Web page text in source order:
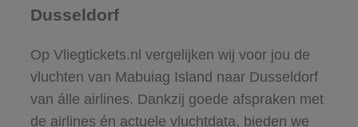
Dusseldorf
Op Vliegtickets.nl vergelijken wij voor jou de
vluchten van Mabuiag Island naar Dusseldorf
van álle airlines. Dankzij goede afspraken met
de airlines én actuele vluchtdata, bieden we